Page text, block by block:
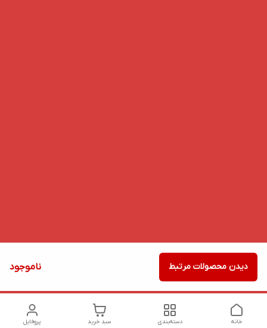
ناموجود دیدن محصولات مرتبط
پروفایل سبد خرید دسته‌بندی خانه